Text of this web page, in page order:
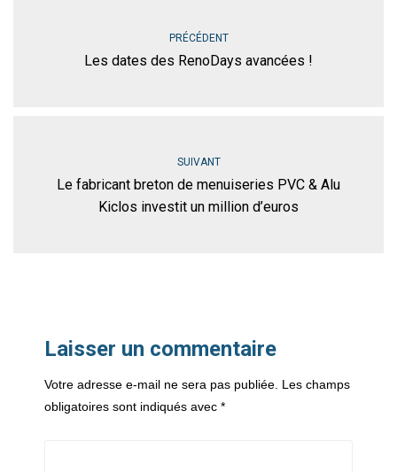
PRÉCÉDENT
Les dates des RenoDays avancées !
SUIVANT
Le fabricant breton de menuiseries PVC & Alu
Kiclos investit un million d’euros
Laisser un commentaire
Votre adresse e-mail ne sera pas publiée. Les champs
obligatoires sont indiqués avec *